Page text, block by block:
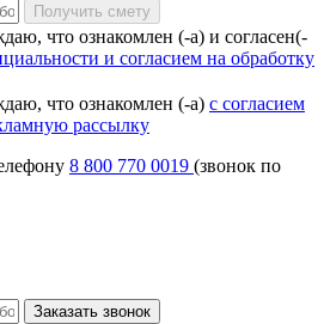
Получить смету
что ознакомлен (-а) и согласен(-
и согласием на обработку
что ознакомлен (-а) с согласием
рассылку
8 800 770 0019 (звонок по
Заказать звонок